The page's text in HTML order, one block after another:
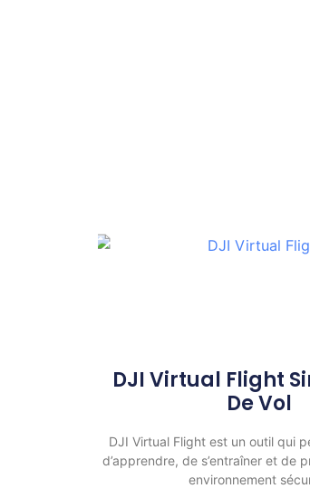
DJI Virtual Flight
De Vol
DJI Virtual Flight est un outil qui
d’apprendre, de s’entraîner et de
environnement